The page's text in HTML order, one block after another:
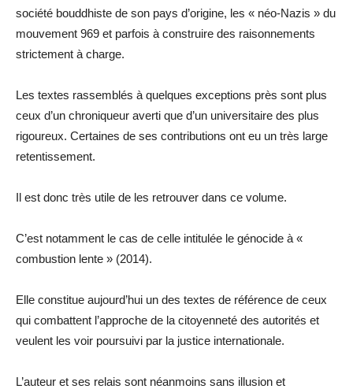
société bouddhiste de son pays d’origine, les « néo-Nazis » du
mouvement 969 et parfois à construire des raisonnements
strictement à charge.
Les textes rassemblés à quelques exceptions près sont plus
ceux d’un chroniqueur averti que d’un universitaire des plus
rigoureux. Certaines de ses contributions ont eu un très large
retentissement.
Il est donc très utile de les retrouver dans ce volume.
C’est notamment le cas de celle intitulée le génocide à «
combustion lente » (2014).
Elle constitue aujourd’hui un des textes de référence de ceux
qui combattent l’approche de la citoyenneté des autorités et
veulent les voir poursuivi par la justice internationale.
L’auteur et ses relais sont néanmoins sans illusion et